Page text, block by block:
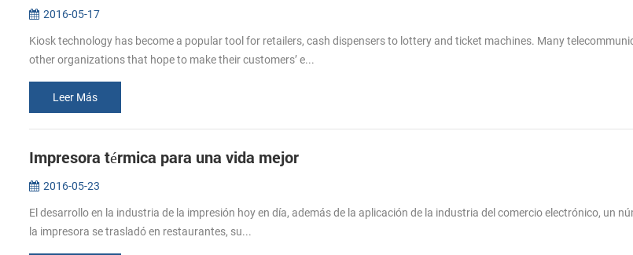
2016-05-17
Kiosk technology has become a popular tool for retailers, cash dispensers to lottery and ticket machines. Many
other organizations that hope to make their customers’ e...
Leer Más
Impresora térmica para una vida mejor
2016-05-23
El desarrollo en la industria de la impresión hoy en día, además de la aplicación de la industria del comercio electrónico, un
la impresora se trasladó en restaurantes, su...